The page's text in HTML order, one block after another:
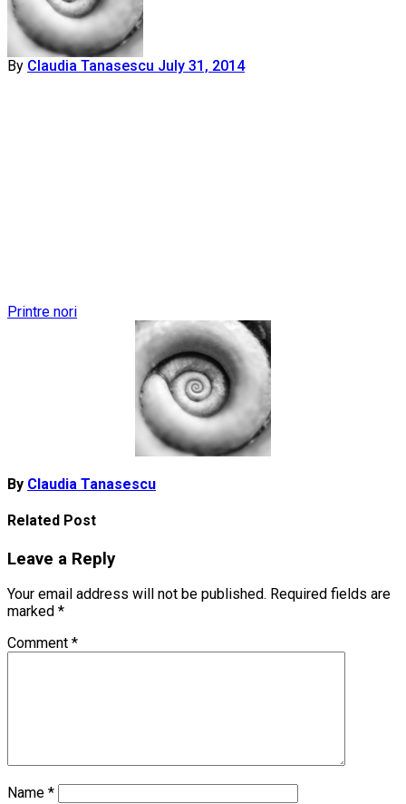
By Claudia Tanasescu July 31, 2014
Post
Printre nori
By Claudia Tanasescu
Related Post
Leave a Reply
Your email address will not be published. Required fields are
marked *
Comment *
Name *